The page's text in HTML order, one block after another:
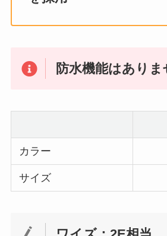
防水機能はありま
カラー
サイズ